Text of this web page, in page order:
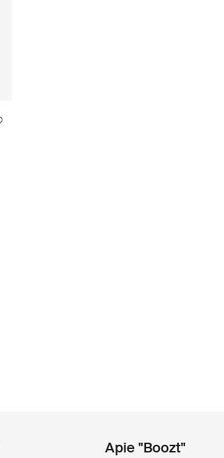
Apie "Boozt"